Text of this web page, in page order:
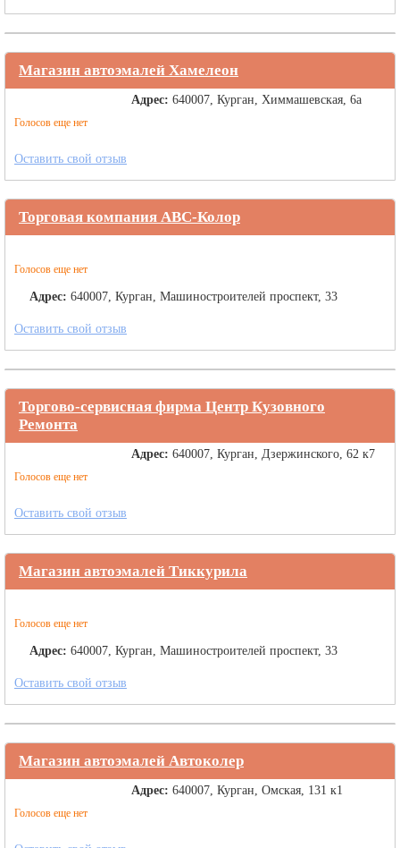
Магазин автоэмалей Хамелеон
Голосов еще нет
Адрес: 640007, Курган, Химмашевская, 6а
Оставить свой отзыв
Торговая компания АВС-Колор
Голосов еще нет
Адрес: 640007, Курган, Машиностроителей проспект, 33
Оставить свой отзыв
Торгово-сервисная фирма Центр Кузовного
Ремонта
Голосов еще нет
Адрес: 640007, Курган, Дзержинского, 62 к7
Оставить свой отзыв
Магазин автоэмалей Тиккурила
Голосов еще нет
Адрес: 640007, Курган, Машиностроителей проспект, 33
Оставить свой отзыв
Магазин автоэмалей Автоколер
Голосов еще нет
Адрес: 640007, Курган, Омская, 131 к1